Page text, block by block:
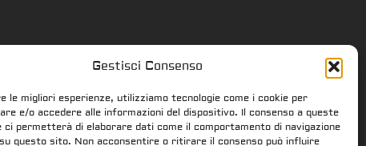
Gestisci Consenso
le migliori esperienze, utilizziamo tecnologie come i cookie per
e/o accedere alle informazioni del dispositivo. Il consenso a queste
ci permetterà di elaborare dati come il comportamento di navigazione
questo sito. Non acconsentire o ritirare il consenso può influire